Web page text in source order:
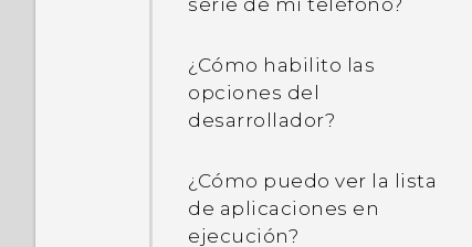
serie de mi teléfono?
¿Cómo habilito las
opciones del
desarrollador?
¿Cómo puedo ver la lista
de aplicaciones en
ejecución?